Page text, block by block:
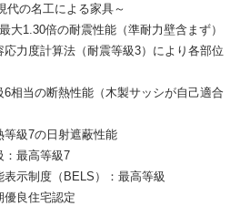
代の名工による家具～
大1.30倍の耐震性能（準耐力壁含まず）
応力度計算法（耐震等級3）により各部位
6相当の断熱性能（木製サッシが自己適合
等級7の日射遮蔽性能
：最高等級7
表示制度（BELS）：最高等級
優良住宅認定